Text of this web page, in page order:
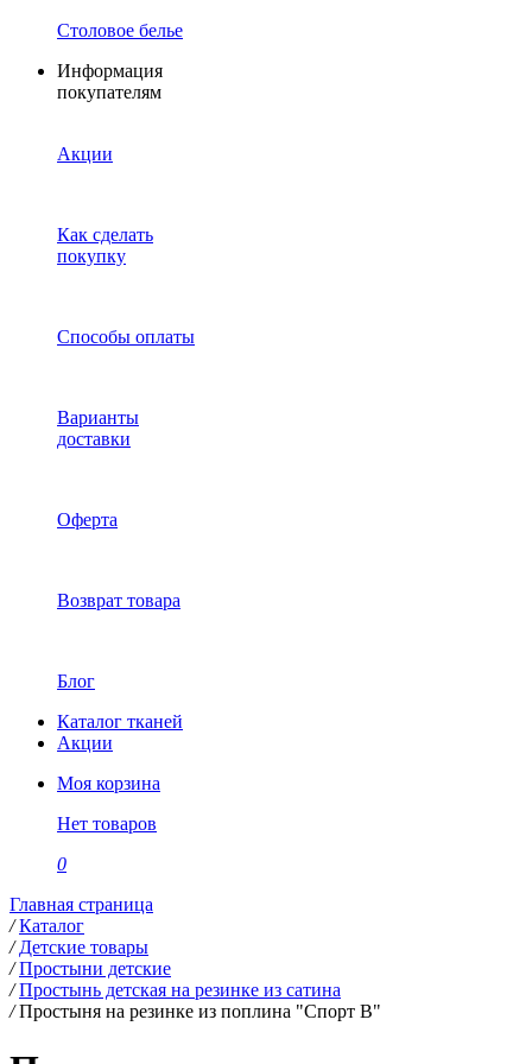
Столовое белье
Информация
покупателям
Акции
Как сделать
покупку
Способы оплаты
Варианты
доставки
Оферта
Возврат товара
Блог
Каталог тканей
Акции
Моя корзина
Нет товаров
0
Главная страница
/ Каталог
/ Детские товары
/ Простыни детские
/ Простынь детская на резинке из сатина
/ Простыня на резинке из поплина "Спорт В"